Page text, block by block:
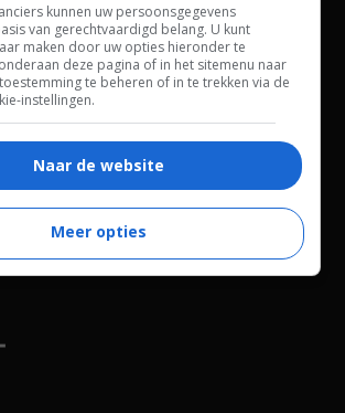
ONTDEKKEN
Nieuws
Netflix
Films op tv
Bioscoop
kunnen uw persoonsgegevens
van gerechtvaardigd belang. U kunt
maken door uw opties hieronder te
deze pagina of in het sitemenu naar
te beheren of in te trekken via de
instellingen.
Naar de website
Meer opties